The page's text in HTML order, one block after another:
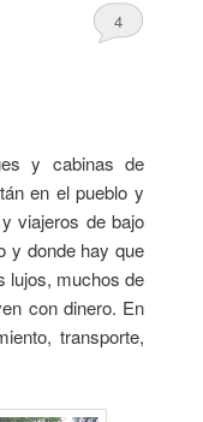
4
y cabinas de
en el pueblo y
viajeros de bajo
y donde hay que
lujos, muchos de
con dinero. En
transporte,